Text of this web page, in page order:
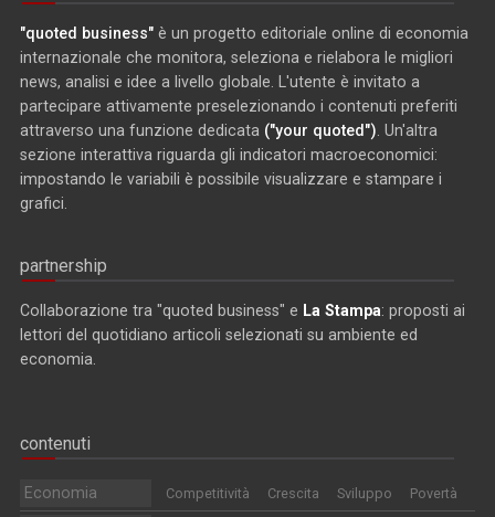
"quoted business" è un progetto editoriale online di economia
internazionale che monitora, seleziona e rielabora le migliori
news, analisi e idee a livello globale. L'utente è invitato a
partecipare attivamente preselezionando i contenuti preferiti
attraverso una funzione dedicata ("your quoted") . Un'altra
sezione interattiva riguarda gli indicatori macroeconomici:
impostando le variabili è possibile visualizzare e stampare i
grafici.
partnership
Collaborazione tra "quoted business" e La Stampa: proposti ai
lettori del quotidiano articoli selezionati su ambiente ed
economia.
contenuti
Economia Competitività Crescita Sviluppo Povertà